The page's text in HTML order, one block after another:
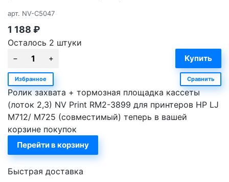
арт. NV-C5047
1 188 ₽
Осталось 2 штуки
Избранное Сравнить
Ролик захвата + тормозная площадка кассеты
(лоток 2,3) NV Print RM2-3899 для принтеров HP LJ
M712/ M725 (совместимый) теперь в вашей
корзине покупок
Перейти в корзину
Быстрая доставка